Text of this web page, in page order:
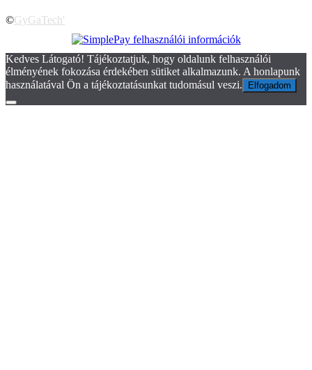
©GyGaTech'
Kedves Látogató! Tájékoztatjuk, hogy oldalunk felhasználói
élményének fokozása érdekében sütiket alkalmazunk. A honlapunk
használatával Ön a tájékoztatásunkat tudomásul veszi.
Elfogadom